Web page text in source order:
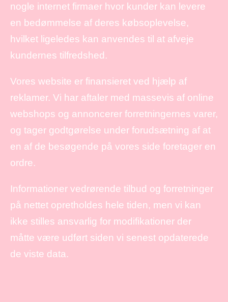
nogle internet firmaer hvor kunder kan levere
en bedømmelse af deres købsoplevelse,
hvilket ligeledes kan anvendes til at afveje
kundernes tilfredshed.
Vores website er finansieret ved hjælp af
reklamer. Vi har aftaler med massevis af online
webshops og annoncerer forretningernes varer,
og tager godtgørelse under forudsætning af at
en af de besøgende på vores side foretager en
ordre.
Informationer vedrørende tilbud og forretninger
på nettet opretholdes hele tiden, men vi kan
ikke stilles ansvarlig for modifikationer der
måtte være udført siden vi senest opdaterede
de viste data.